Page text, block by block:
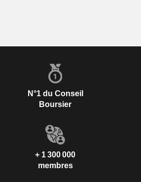
N°1 du Conseil
Boursier
+ 1 300 000
membres